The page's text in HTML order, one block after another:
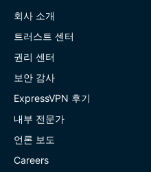
회사 소개
트러스트 센터
권리 센터
보안 감사
ExpressVPN 후기
내부 전문가
언론 보도
Careers